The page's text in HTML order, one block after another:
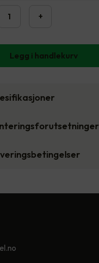
+
Legg i handlekurv